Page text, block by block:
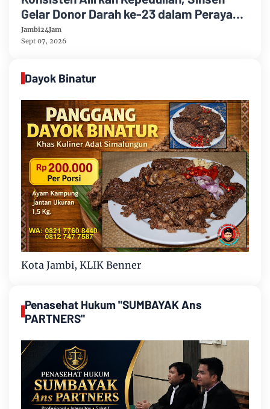
Gelar Donor Darah ke-23 dalam Perayaan
Anniversary Sinsen
Jambi24Jam
Sept 07, 2026
Dayok Binatur
Kota Jambi, KLIK Benner
Penasehat Hukum "SUMBAYAK Ans
PARTNERS"